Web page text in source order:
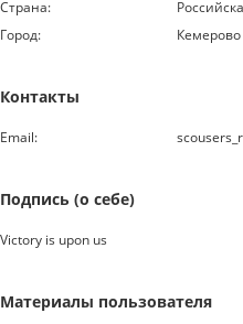
Страна:
Город:
Кемерово
Контакты
Email:
Подпись (о себе)
Victory is upon us
Материалы пользователя